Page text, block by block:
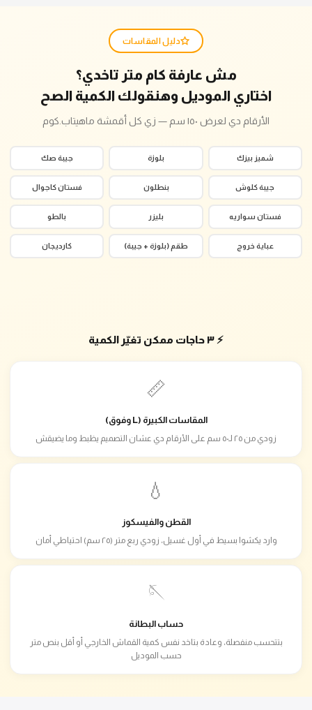
دليل المقاسات
مش عارفة كام متر تاخدي؟
اختاري الموديل وهنقولك الكمية الصح
الأرقام دي لعرض ١٥٠ سم — زي كل أقمشة ماهيتاب.كوم
شميز بيزك بلوزة جيبة صك
جيبة كلوش بنطلون فستان كاجوال
فستان سواريه بليزر بالطو
عباية خروج طقم (بلوزة + جيبة) كارديجان
⚡ ٣ حاجات ممكن تغيّر الكمية
📏
المقاسات الكبيرة (L وفوق)
زودي من ٢٥ لـ٥٠ سم على الأرقام دي عشان التصميم يظبط وما يضيقش
💧
القطن والفيسكوز
وارد يكشوا بسيط في أول غسيل، زودي ربع متر (٢٥ سم) احتياطي أمان
🪡
حساب البطانة
بتتحسب منفصلة، وعادة بتاخد نفس كمية القماش الخارجي أو أقل بنص متر
حسب الموديل